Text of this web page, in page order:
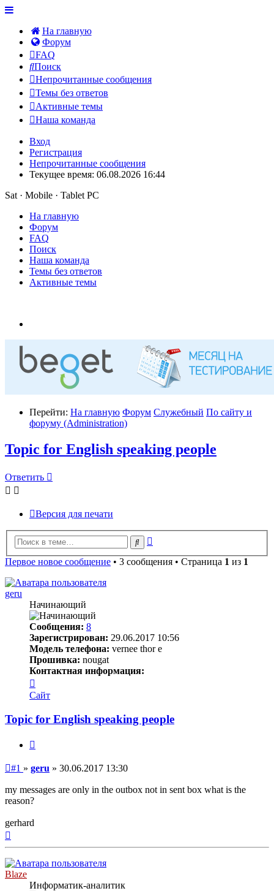
На главную
Форум
FAQ
Поиск
Непрочитанные сообщения
Темы без ответов
Активные темы
Наша команда
Вход
Регистрация
Непрочитанные сообщения
Текущее время: 06.08.2026 16:44
Sat · Mobile · Tablet PC
На главную
Форум
FAQ
Поиск
Наша команда
Темы без ответов
Активные темы
Перейти: На главную Форум Служебный По сайту и
форуму (Administration)
Topic for English speaking people
Ответить
Версия для печати
Поиск
Первое новое сообщение • 3 сообщения • Страница 1 из 1
geru
Начинающий
Сообщения: 8
Зарегистрирован: 29.06.2017 10:56
Модель телефона: vernee thor e
Прошивка: nougat
Контактная информация:
информация
пользователя
geru
Сайт
Topic for English speaking people
Непрочитанное
сообщение
#1 » geru » 30.06.2017 13:30
my messages are only in the outbox not in sent box what is the
reason?
gerhard
Blaze
Информатик-аналитик